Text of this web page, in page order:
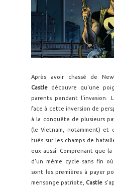
Après avoir chassé de
Castle découvre qu'une
parents pendant l'invasion.
face à cette inversion de
à la conquête de plusieurs
(le Vietnam, notamment) et
tués sur les champs de
eux aussi. Comprenant que
d'un même cycle sans fin
sont les premières à payer
mensonge patriote, Castle